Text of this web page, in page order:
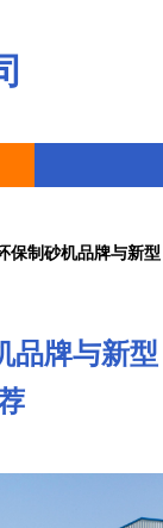
保制砂机品牌与新型
品牌与新型